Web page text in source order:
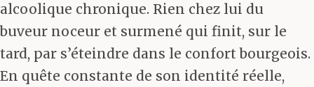
alcoolique chronique. Rien chez lui du
buveur noceur et surmené qui finit, sur le
tard, par s’éteindre dans le confort bourgeois.
En quête constante de son identité réelle,